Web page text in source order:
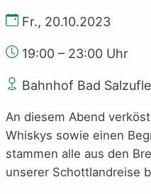
Fr., 20.10.2023
19:00 – 23:00 Uhr
Bahnhof Bad
An diesem Abend
Whiskys sowie einen
stammen alle aus den
unserer Schottlandreise